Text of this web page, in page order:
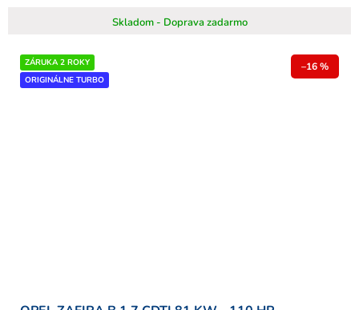
Skladom - Doprava zadarmo
ZÁRUKA 2 ROKY
ORIGINÁLNE TURBO
–16 %